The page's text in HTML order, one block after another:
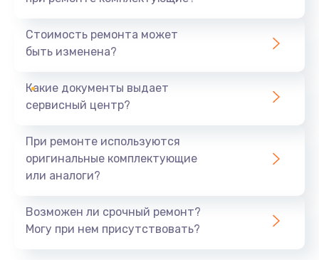
1440 руб.
Ремонт южного моста
Замена батарейки BIOS
Заказать
Стоимость ремонта может
быть изменена?
Какие документы выдает
сервисный центр?
При ремонте используются
оригинальные комплектующие
или аналоги?
Возможен ли срочный ремонт?
Могу при нем присутствовать?